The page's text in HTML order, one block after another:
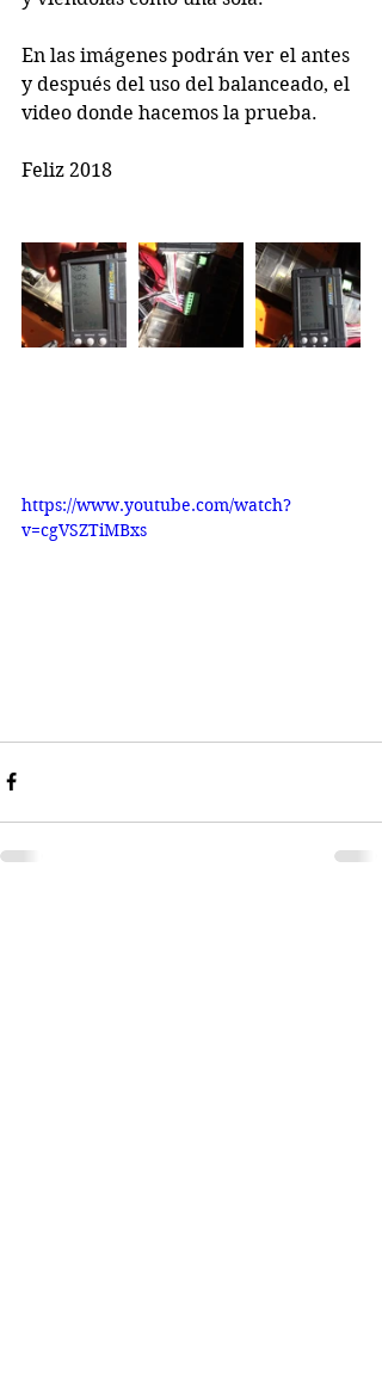
En las imágenes podrán ver el antes
y después del uso del balanceado, el
video donde hacemos la prueba.
Feliz 2018
https://www.youtube.com/watch?
v=cgVSZTiMBxs